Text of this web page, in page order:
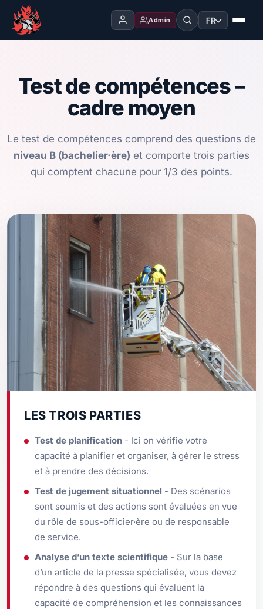
Admin FR
Test de compétences –
cadre moyen
Le test de compétences comprend des questions de
niveau B (bachelier·ère) et comporte trois parties
qui comptent chacune pour 1/3 des points.
LES TROIS PARTIES
Test de planification - Ici on vérifie votre
capacité à planifier et organiser, à gérer le stress
et à prendre des décisions.
Test de jugement situationnel - Des scénarios
sont soumis et des actions sont évaluées en vue
du rôle de sous-officier·ère ou de responsable
de service.
Analyse d’un texte scientifique - Sur la base
d’un article de la presse spécialisée, vous devez
répondre à des questions qui évaluent la
capacité de compréhension et les connaissances